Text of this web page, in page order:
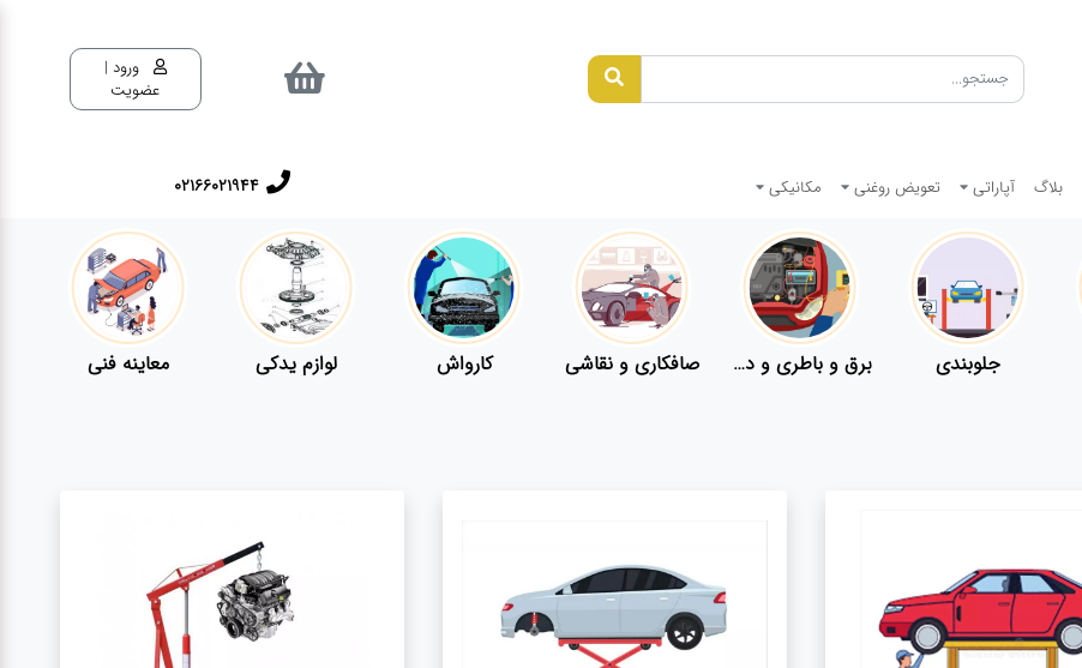
ورود |
عضویت
بلاگ آپاراتی تعویض روغنی مکانیکی 02166021944
جلوبندی برق و باطری و دیاگ صافکاری و نقاشی کارواش لوازم یدکی معاینه فنی